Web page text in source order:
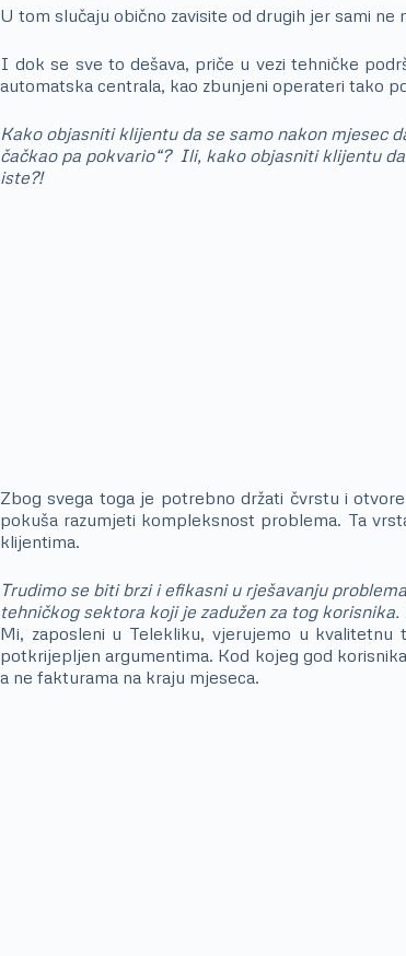
U tom slučaju obično zavisite od drugih jer sami
I dok se sve to dešava, priče u vezi tehničke
automatska centrala, kao zbunjeni operateri tako
Kako objasniti klijentu da se samo nakon mjesec
čačkao pa pokvario“? Ili, kako objasniti klijentu
iste?!
Zbog svega toga je potrebno držati čvrstu i
pokuša razumjeti kompleksnost problema. Ta
klijentima.
Trudimo se biti brzi i efikasni u rješavanju
tehničkog sektora koji je zadužen za tog
Mi, zaposleni u Telekliku, vjerujemo u
potkrijepljen argumentima. Kod kojeg god
a ne fakturama na kraju mjeseca.